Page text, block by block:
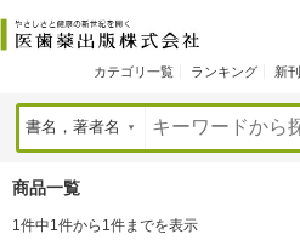
カテゴリ一覧 ランキング 新
商品一覧
1件中1件から1件までを表示